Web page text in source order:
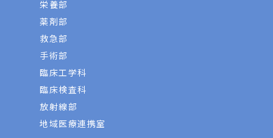
栄養部
薬剤部
救急部
手術部
臨床工学科
臨床検査科
放射線部
地域医療連携室